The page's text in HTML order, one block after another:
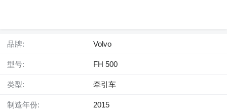
品牌: Volvo
型号: FH 500
类型: 牵引车
制造年份: 2015